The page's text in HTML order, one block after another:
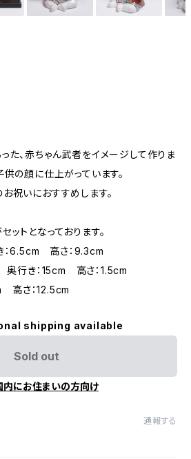
た、赤ちゃん武者をイメージして作りま
供の顔に仕上がっています。
祝いにおすすめします。
ットとなっております。
6.5cm 高さ：9.3cm
行き：15cm 高さ：1.5cm
高さ：12.5cm
shipping available
Sold out
内にお住まいの方向け
通報する